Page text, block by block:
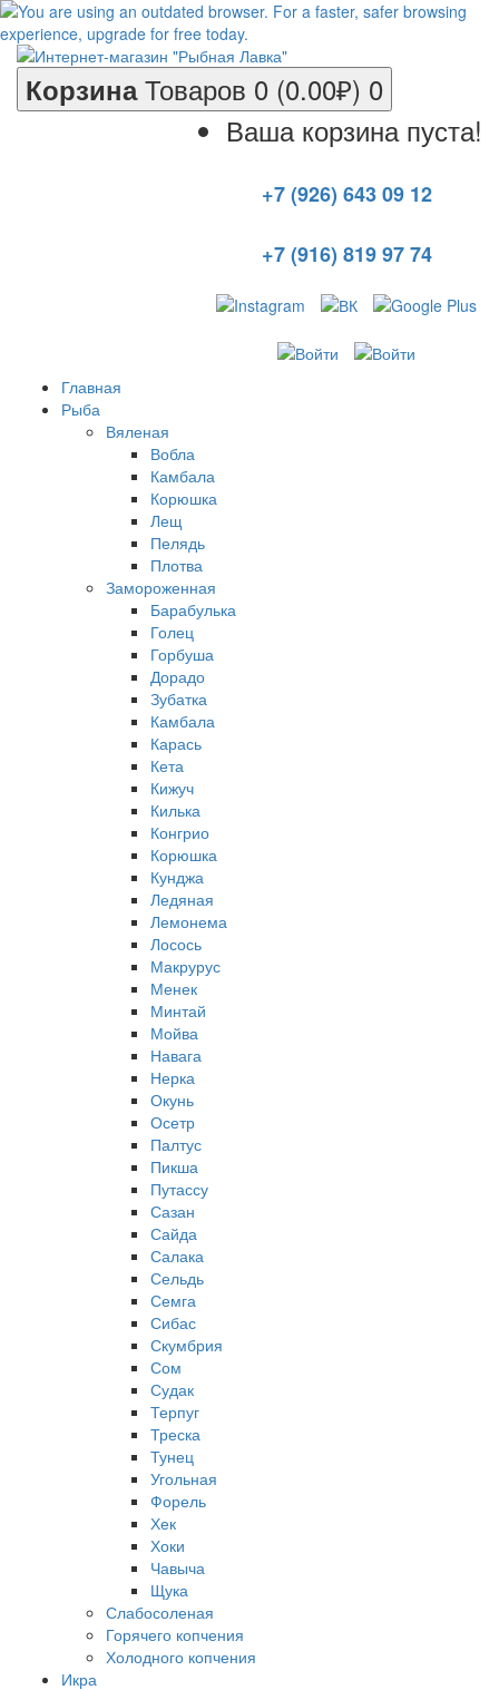
КорзинаТоваров 0 (0.00₽) 0
Ваша корзина пуста!
+7 (926) 643 09 12
+7 (916) 819 97 74
Главная
Рыба
Вяленая
Вобла
Камбала
Корюшка
Лещ
Пелядь
Плотва
Замороженная
Барабулька
Голец
Горбуша
Дорадо
Зубатка
Камбала
Карась
Кета
Кижуч
Килька
Конгрио
Корюшка
Кунджа
Ледяная
Лемонема
Лосось
Макрурус
Менек
Минтай
Мойва
Навага
Нерка
Окунь
Осетр
Палтус
Пикша
Путассу
Сазан
Сайда
Салака
Сельдь
Семга
Сибас
Скумбрия
Сом
Судак
Терпуг
Треска
Тунец
Угольная
Форель
Хек
Хоки
Чавыча
Щука
Слабосоленая
Горячего копчения
Холодного копчения
Икра